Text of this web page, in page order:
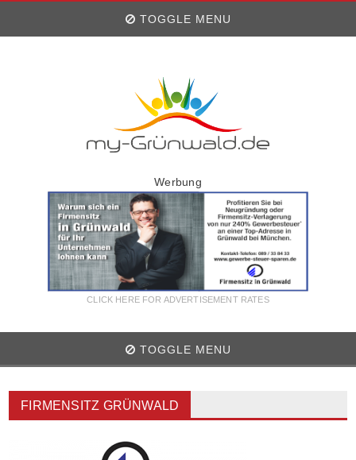
TOGGLE MENU
Werbung
CLICK HERE FOR ADVERTISEMENT RATES
TOGGLE MENU
FIRMENSITZ GRÜNWALD